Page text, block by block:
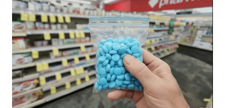
WN
NUSANTARA
WN
JOGJA
WN
JATIM